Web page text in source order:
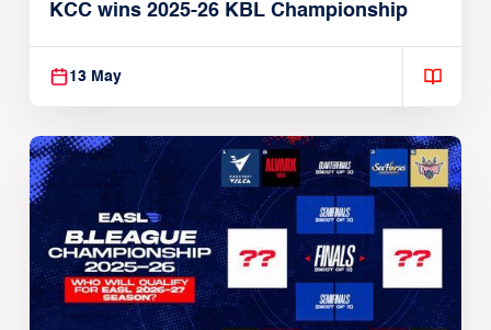
KCC wins 2025-26 KBL Championship
13 May